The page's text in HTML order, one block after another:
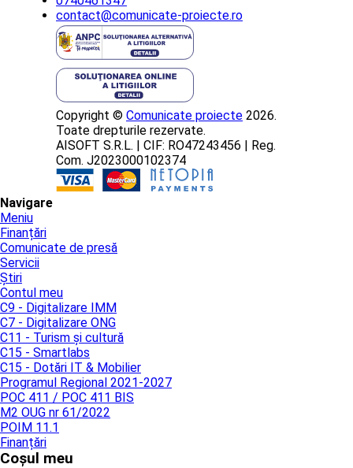
contact@comunicate-proiecte.ro
Copyright © Comunicate proiecte 2026.
Toate drepturile rezervate.
AISOFT S.R.L. | CIF: RO47243456 | Reg.
Com. J2023000102374
Navigare
Meniu
Finanțări
Comunicate de presă
Servicii
Știri
Contul meu
C9 - Digitalizare IMM
C7 - Digitalizare ONG
C11 - Turism și cultură
C15 - Smartlabs
C15 - Dotări IT & Mobilier
Programul Regional 2021-2027
POC 411 / POC 411 BIS
M2 OUG nr 61/2022
POIM 11.1
Finanțări
Coșul meu